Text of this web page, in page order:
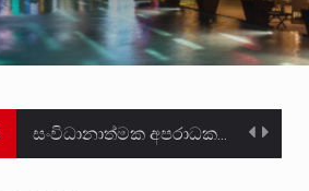
සංවිධානාත්මක අපරාධකරුවකු වන ලොකු පැටිගේ ප්‍රධාන වෙඩික්කරු බවට සැක කරන ගිං ගඟේ ගිල්වා මරා දමා…